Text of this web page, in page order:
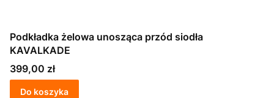
Podkładka żelowa unosząca przód siodła
KAVALKADE
Cena
399,00 zł
Do koszyka